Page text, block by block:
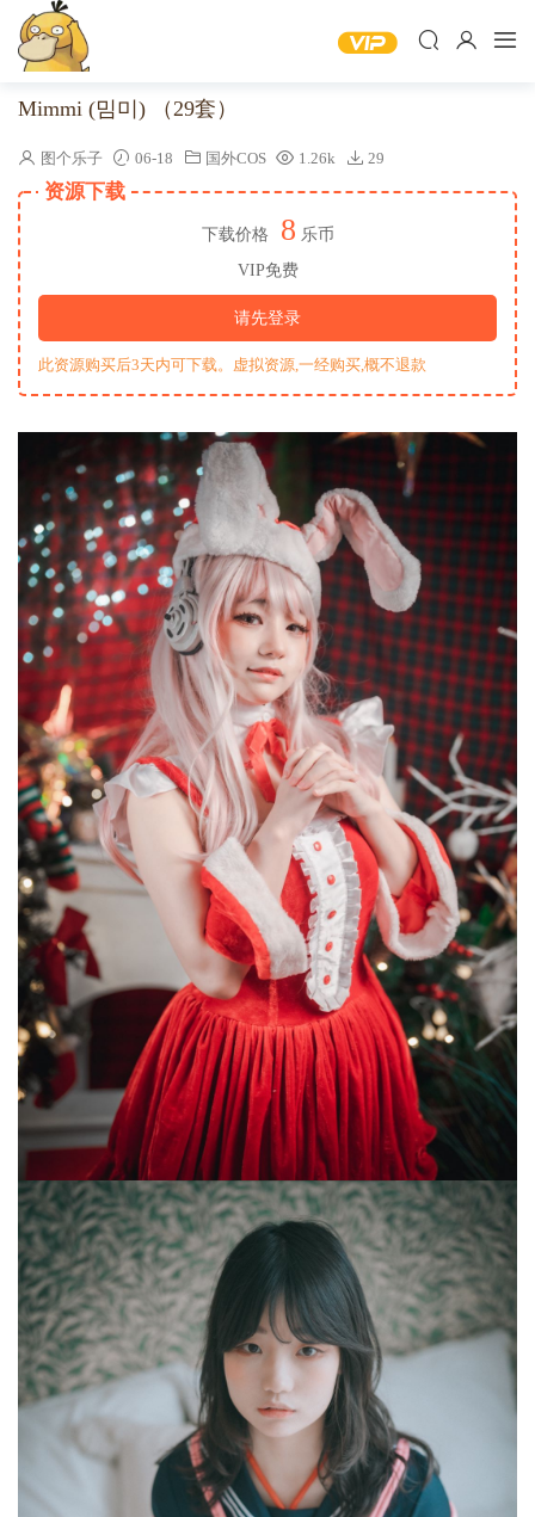
Mimmi (밈미) （29套）
图个乐子 06-18 国外COS 1.26k 29
资源下载
下载价格 8 乐币
VIP免费
请先登录
此资源购买后3天内可下载。虚拟资源,一经购买,概不退款